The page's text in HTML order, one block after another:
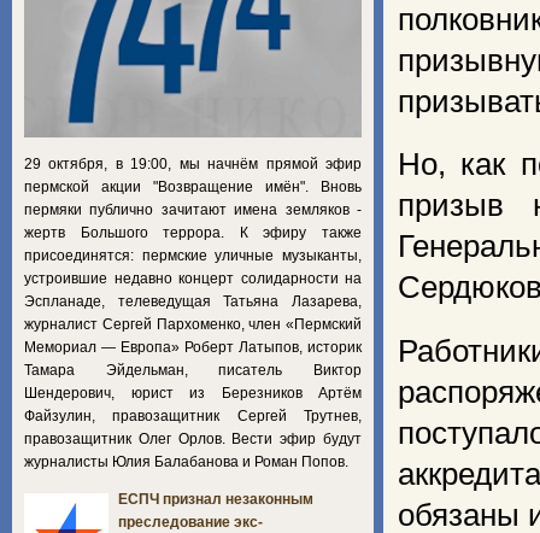
Но, как
призыв
обязаны
29 октября, в 19:00, мы начнём прямой эфир
пермской акции "Возвращение имён". Вновь
пермяки публично зачитают имена земляков -
жертв Большого террора. К эфиру также
присоединятся: пермские уличные музыканты,
устроившие недавно концерт солидарности на
Эспланаде, телеведущая Татьяна Лазарева,
журналист Сергей Пархоменко, член «Пермский
Мемориал — Европа» Роберт Латыпов, историк
Тамара Эйдельман, писатель Виктор
Шендерович, юрист из Березников Артём
Файзулин, правозащитник Сергей Трутнев,
правозащитник Олег Орлов. Вести эфир будут
журналисты Юлия Балабанова и Роман Попов.
ЕСПЧ признал незаконным
преследование экс-